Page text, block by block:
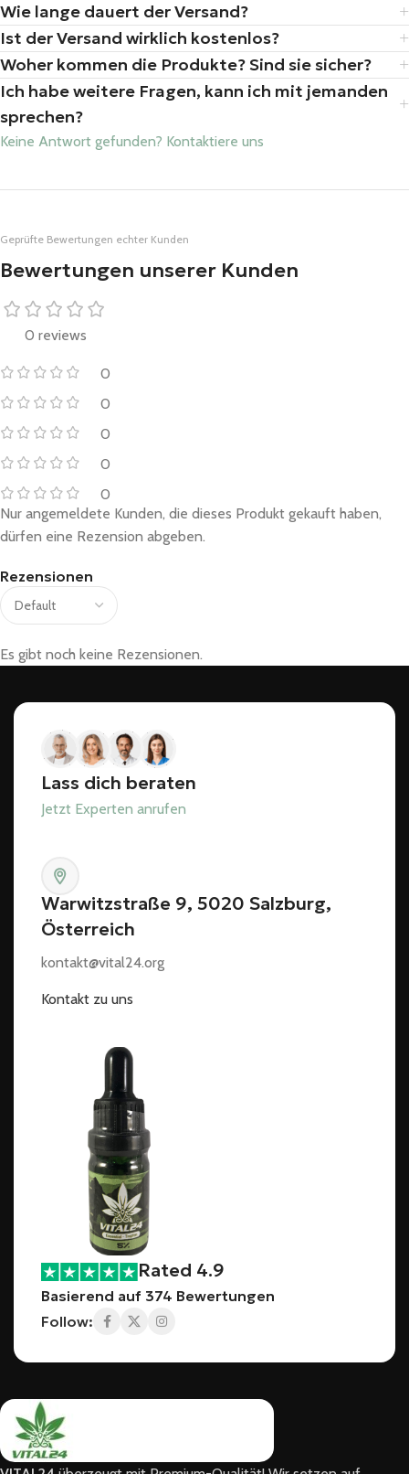
Wie lange dauert der Versand?
Ist der Versand wirklich kostenlos?
Woher kommen die Produkte? Sind sie sicher?
Ich habe weitere Fragen, kann ich mit jemanden
sprechen?
Keine Antwort gefunden? Kontaktiere uns
Geprüfte Bewertungen echter Kunden
Bewertungen unserer Kunden
0 reviews
0
0
0
0
0
Rezensionen
Es gibt noch keine Rezensionen.
Nur angemeldete Kunden, die dieses Produkt gekauft haben,
dürfen eine Rezension abgeben.
Lass dich beraten
Jetzt Experten anrufen
Warwitzstraße 9, 5020 Salzburg,
Österreich
kontakt@vital24.org
Kontakt zu uns
Rated 4.9
Basierend auf 374 Bewertungen
Follow: